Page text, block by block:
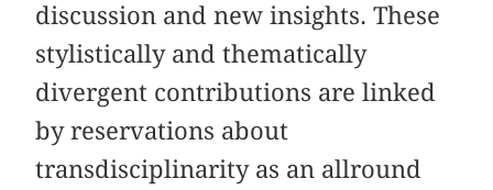
discussion and new insights. These
stylistically and thematically
divergent contributions are linked
by reservations about
transdisciplinarity as an allround